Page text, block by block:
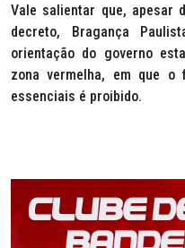
Vale salientar que, apesar
decreto, Bragança
orientação do governo
zona vermelha, em que o
essenciais é proibido.